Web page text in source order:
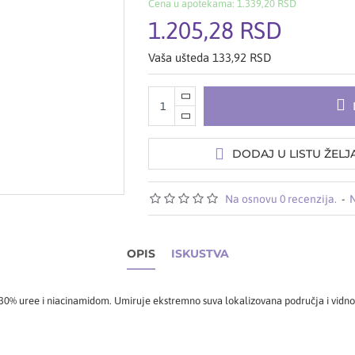
Na osnovu 0 recenzija. -
1.205,28 RSD
Cena u apotekama: 1.339,20 RSD
Vaša ušteda 133,92 RSD
DODAJ U LISTU
OPIS ISKUSTVA
uree i niacinamidom. Umiruje ekstremno suva lokalizovana područja i